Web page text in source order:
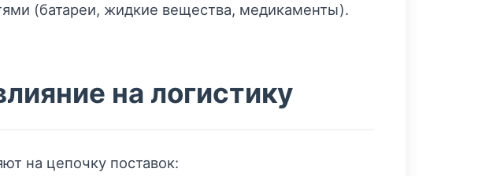
(батареи, жидкие вещества, медикаменты).
на логистику
на цепочку поставок: